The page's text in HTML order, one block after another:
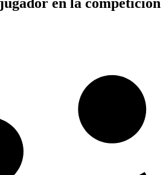
en la competición